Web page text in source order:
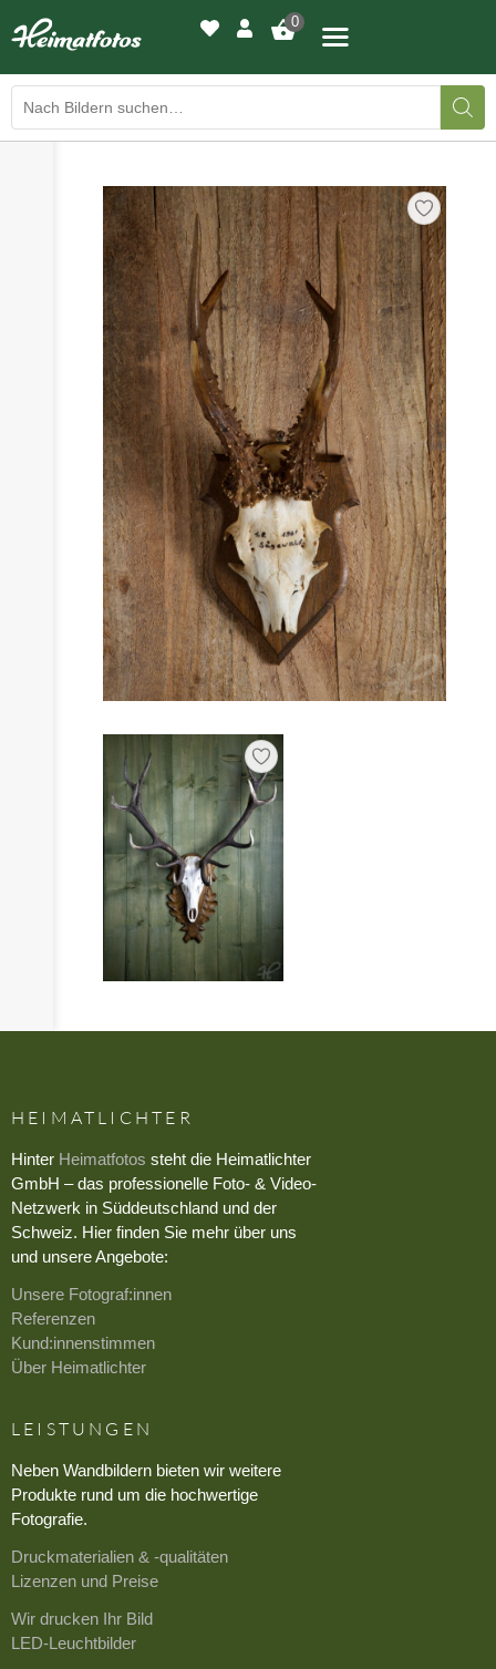
0
BILDERGALERIE
DRUCKQUALITÄTEN
LED-LEUCHTBILDER
WIR DRUCKEN IHR BILD
AUSSTELLUNGEN
HEIMATLICHTER
KONTAKT
HEIMATLICHTER
Hinter Heimatfotos steht die Heimatlichter
GmbH – das professionelle Foto- & Video-
Netzwerk in Süddeutschland und der
Schweiz. Hier finden Sie mehr über uns
und unsere Angebote:
Unsere Fotograf:innen
Referenzen
Kund:innenstimmen
Über Heimatlichter
LEISTUNGEN
Neben Wandbildern bieten wir weitere
Produkte rund um die hochwertige
Fotografie.
Druckmaterialien & -qualitäten
Lizenzen und Preise
Wir drucken Ihr Bild
LED-Leuchtbilder